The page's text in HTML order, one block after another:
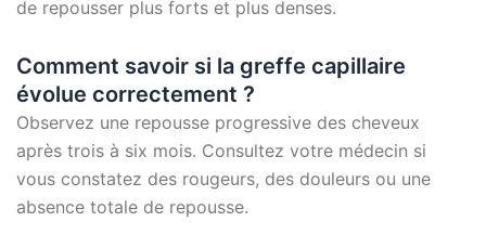
de repousser plus forts et plus denses.
Comment savoir si la greffe capillaire
évolue correctement ?
Observez une repousse progressive des cheveux
après trois à six mois. Consultez votre médecin si
vous constatez des rougeurs, des douleurs ou une
absence totale de repousse.